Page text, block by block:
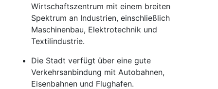
Wirtschaftszentrum mit einem breiten
Spektrum an Industrien, einschließlich
Maschinenbau, Elektrotechnik und
Textilindustrie.
Die Stadt verfügt über eine gute
Verkehrsanbindung mit Autobahnen,
Eisenbahnen und Flughafen.